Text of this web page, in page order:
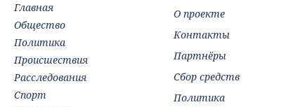
Главная
Общество
Политика
Происшествия
Расследования
Спорт
О проекте
Контакты
Партнёры
Сбор средств
Политика